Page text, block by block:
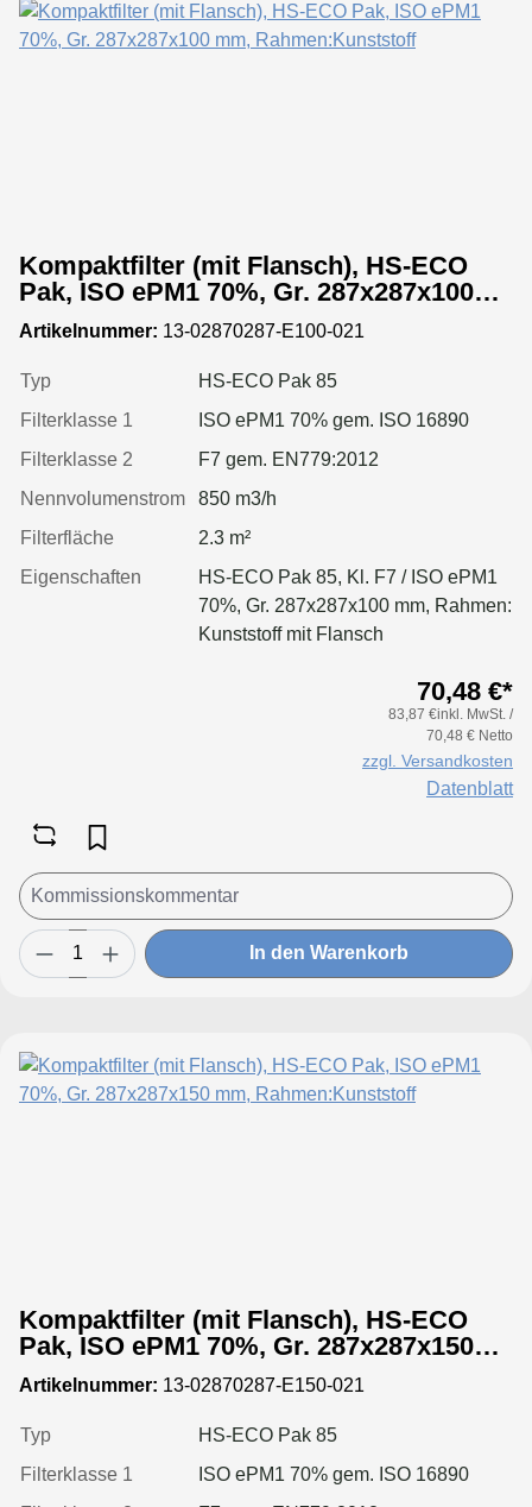
Kompaktfilter (mit Flansch), HS-ECO
Pak, ISO ePM1 70%, Gr. 287x287x100
mm, Rahmen:Kunststoff
Artikelnummer: 13-02870287-E100-021
Typ
HS-ECO Pak 85
Filterklasse 1
ISO ePM1 70% gem. ISO 16890
Filterklasse 2
F7 gem. EN779:2012
Nennvolumenstrom
850 m3/h
Filterfläche
2.3 m²
Eigenschaften
HS-ECO Pak 85, Kl. F7 / ISO ePM1
70%, Gr. 287x287x100 mm, Rahmen:
Kunststoff mit Flansch
70,48 €*
83,87 €inkl. MwSt. /
70,48 € Netto
zzgl. Versandkosten
Datenblatt
In den Warenkorb
Kompaktfilter (mit Flansch), HS-ECO
Pak, ISO ePM1 70%, Gr. 287x287x150
mm, Rahmen:Kunststoff
Artikelnummer: 13-02870287-E150-021
Typ
HS-ECO Pak 85
Filterklasse 1
ISO ePM1 70% gem. ISO 16890